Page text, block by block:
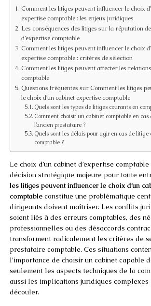
Comment les litiges peuvent influencer le choix
expertise comptable : les enjeux juridiques
Les conséquences des litiges sur la réputation
d’expertise comptable
Comment les litiges peuvent influencer le choix
expertise comptable : critères de sélection
Comment les litiges peuvent affecter les
comptable
Questions fréquentes sur Comment les litiges
le choix d’un cabinet expertise comptable
Quels sont les types de litiges courants en
Comment choisir un cabinet comptable en cas
l’ancien prestataire ?
Quels sont les délais pour agir en cas de litige
comptable ?
Le choix d’un cabinet d’expertise
décision stratégique majeure pour toute
les litiges peuvent influencer le choix d’un
comptable constitue une problématique
dirigeants doivent maîtriser. Les conflits
soient liés à des erreurs comptables, des
professionnelles ou des désaccords
transforment radicalement les critères de
prestataire comptable. Ces situations
l’importance de choisir un cabinet capable
seulement les aspects techniques de la
aussi les implications juridiques complexes
découler.